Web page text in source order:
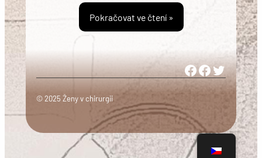
Pokračovat ve čtení »
Woman in Medicine Czech Republic
Women in Surgery Europe
Woman in Surgery Czech
© 2025 Ženy v chirurgii